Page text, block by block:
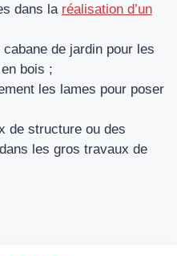
dans la réalisation d’un
de jardin pour les
bois ;
les lames pour poser
de structure ou des
les gros travaux de